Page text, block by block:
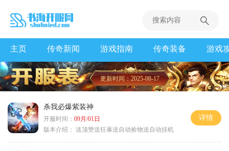
主页 传奇新闻 游戏指南 传奇装备 游戏
更新时间：2025-08-17
杀我必爆紫装神
开服时间： 09月/01日
版本介绍： 送顶赞送狂暴送自动捡物送自动挂机
详情